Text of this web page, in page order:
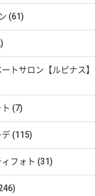
(61)
トサロン【ルピナス】
(7)
(115)
フォト (31)